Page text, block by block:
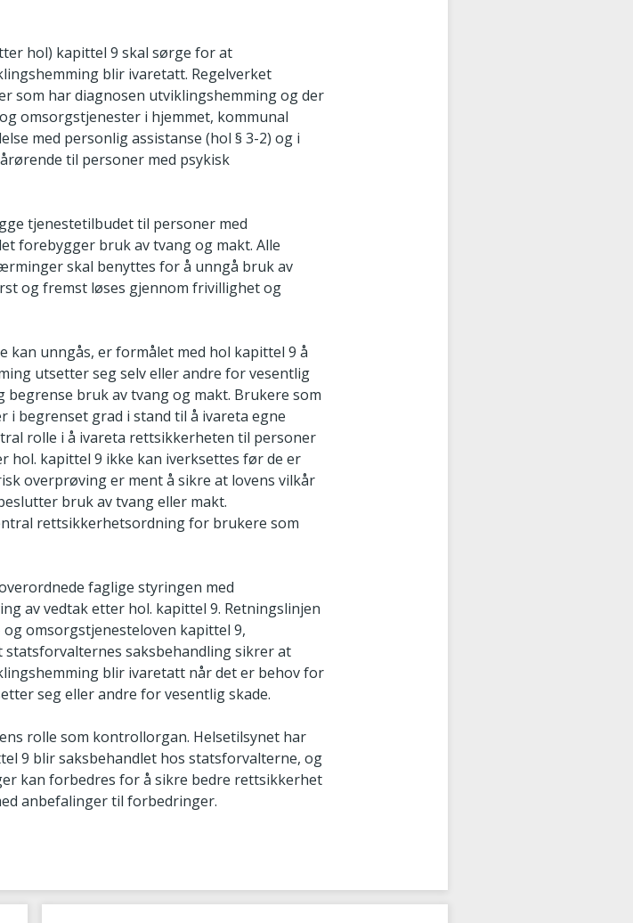
hol) kapittel 9 skal sørge for at
blir ivaretatt. Regelverket
som har diagnosen utviklingshemming og der
omsorgstjenester i hjemmet, kommunal
med personlig assistanse (hol § 3-2) og i
til personer med psykisk
tjenestetilbudet til personer med
forebygger bruk av tvang og makt. Alle
skal benyttes for å unngå bruk av
og fremst løses gjennom frivillighet og
kan unngås, er formålet med hol kapittel 9 å
utsetter seg selv eller andre for vesentlig
begrense bruk av tvang og makt. Brukere som
i begrenset grad i stand til å ivareta egne
rolle i å ivareta rettsikkerheten til personer
hol. kapittel 9 ikke kan iverksettes før de er
overprøving er ment å sikre at lovens vilkår
bruk av tvang eller makt.
rettsikkerhetsordning for brukere som
faglige styringen med
av vedtak etter hol. kapittel 9. Retningslinjen
omsorgstjenesteloven kapittel 9,
statsforvalternes saksbehandling sikrer at
blir ivaretatt når det er behov for
seg eller andre for vesentlig skade.
rolle som kontrollorgan. Helsetilsynet har
9 blir saksbehandlet hos statsforvalterne, og
kan forbedres for å sikre bedre rettsikkerhet
anbefalinger til forbedringer.